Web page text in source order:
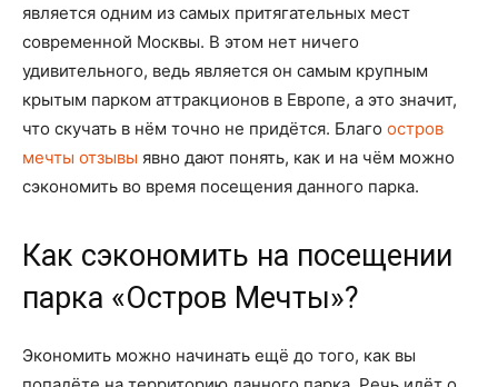
является одним из самых притягательных мест
современной Москвы. В этом нет ничего
удивительного, ведь является он самым крупным
крытым парком аттракционов в Европе, а это значит,
что скучать в нём точно не придётся. Благо остров
мечты отзывы явно дают понять, как и на чём можно
сэкономить во время посещения данного парка.
Как сэкономить на посещении
парка «Остров Мечты»?
Экономить можно начинать ещё до того, как вы